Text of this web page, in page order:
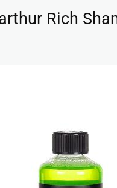
Rich